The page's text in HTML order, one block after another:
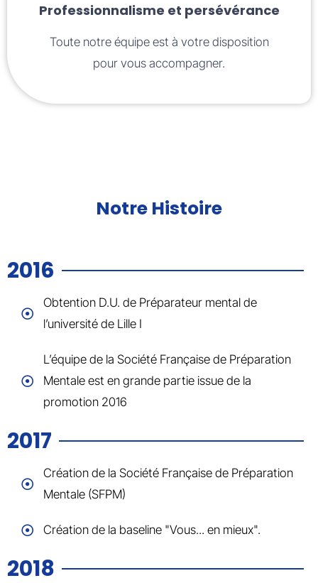
Professionnalisme et persévérance
Toute notre équipe est à votre disposition
pour vous accompagner.
Notre Histoire
2016
Obtention D.U. de Préparateur mental de
l’université de Lille I
L’équipe de la Société Française de Préparation
Mentale est en grande partie issue de la
promotion 2016
2017
Création de la Société Française de Préparation
Mentale (SFPM)
Création de la baseline "Vous... en mieux".
2018